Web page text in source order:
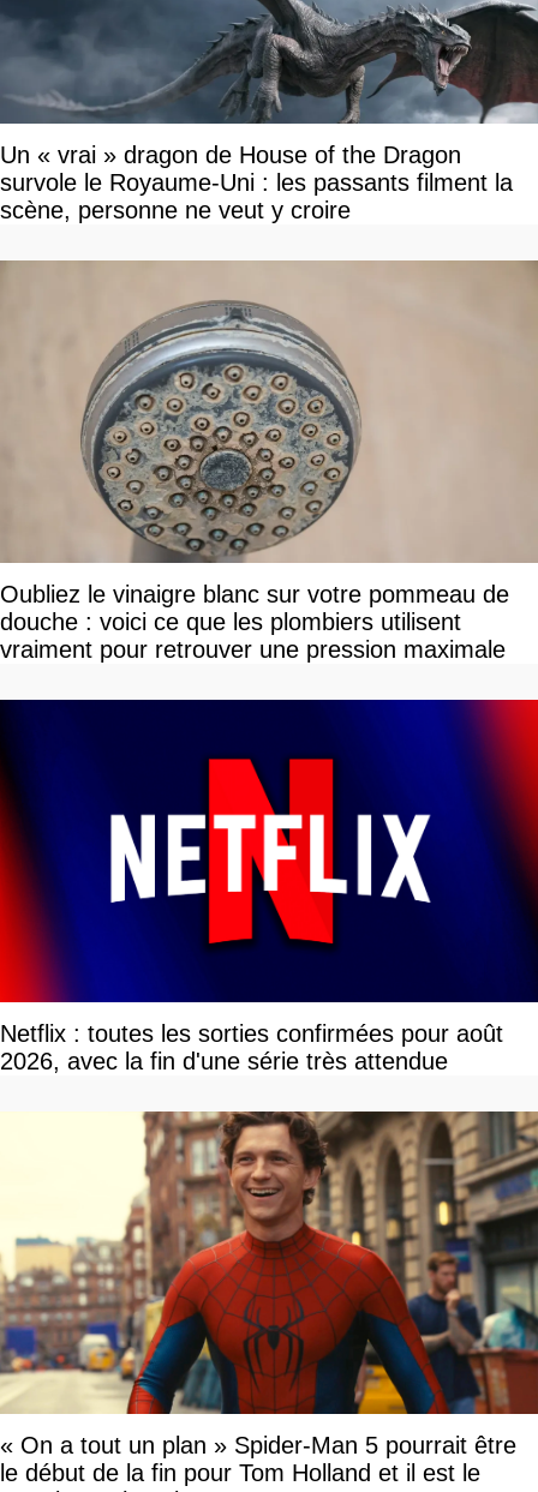
Un « vrai » dragon de House of the Dragon
survole le Royaume-Uni : les passants filment la
scène, personne ne veut y croire
Oubliez le vinaigre blanc sur votre pommeau de
douche : voici ce que les plombiers utilisent
vraiment pour retrouver une pression maximale
Netflix : toutes les sorties confirmées pour août
2026, avec la fin d'une série très attendue
« On a tout un plan » Spider-Man 5 pourrait être
le début de la fin pour Tom Holland et il est le